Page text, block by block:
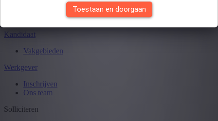
Toestaan en doorgaan
Kandidaat
Vakgebieden
Werkgever
Inschrijven
Ons team
Solliciteren